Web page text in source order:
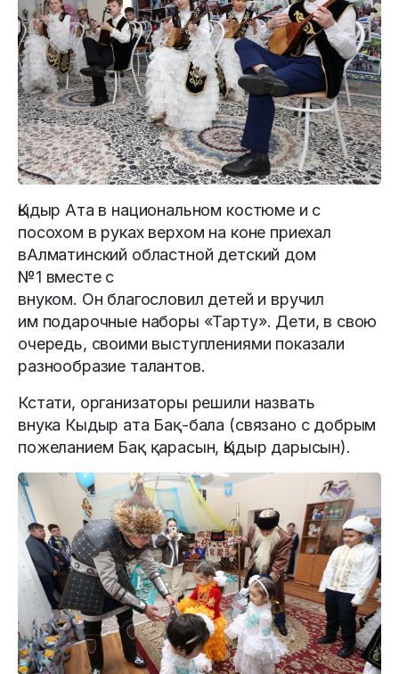
Қыдыр Ата в национальном костюме и с
посохом в руках верхом на коне приехал
вАлматинский областной детский дом
№1 вместе с
внуком. Он благословил детей и вручил
им подарочные наборы «Тарту». Дети, в свою
очередь, своими выступлениями показали
разнообразие талантов.
Кстати, организаторы решили назвать
внука Кыдыр ата Бақ-бала (связано с добрым
пожеланием Бақ қарасын, Қыдыр дарысын).